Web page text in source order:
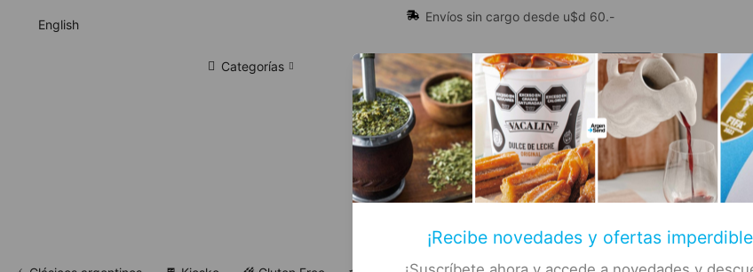
¡Recibe novedades y ofertas
English
Envíos sin cargo desde u$d 60.-
Categorías 🔥 Alfajores y Golosinas